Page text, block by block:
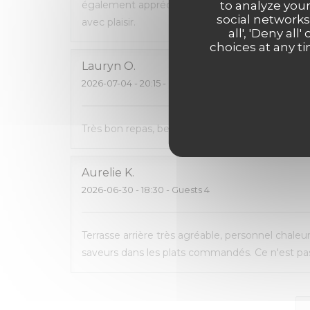
to analyze
social
all', 'Deny all'
choices at any
également apprécié de pouvoir emporter ce
avec plaisir.
Lauryn O
2026-07-04 - 20:15 - Guests 2
Très bon repas, beau cadre, carte avec pas
Aurelie K
2026-06-30 - 18:30 - Guests 4
Terrasse arrière très agréable, personnel
saveurs dans les plats commandés. Ce n'est